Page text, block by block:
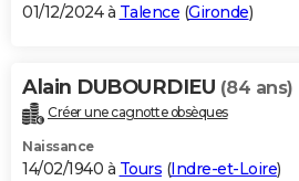
01/12/2024 à Talence (Gironde)
Alain DUBOURDIEU (84 ans)
Créer une cagnotte obsèques
Naissance
14/02/1940 à Tours (Indre-et-Loire)